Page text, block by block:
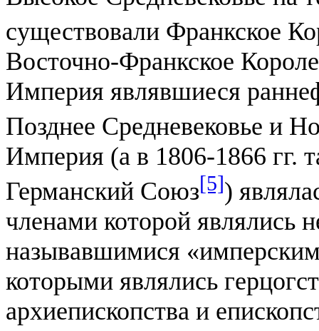
существовали Франкское
Восточно-Франкское
Империя являвшиеся
Позднее Средневековье и
Империя (а в 1806-1866 гг.
Германский Союз[5])
членами которой являлись
называвшимися
которыми являлись
архиепископства и